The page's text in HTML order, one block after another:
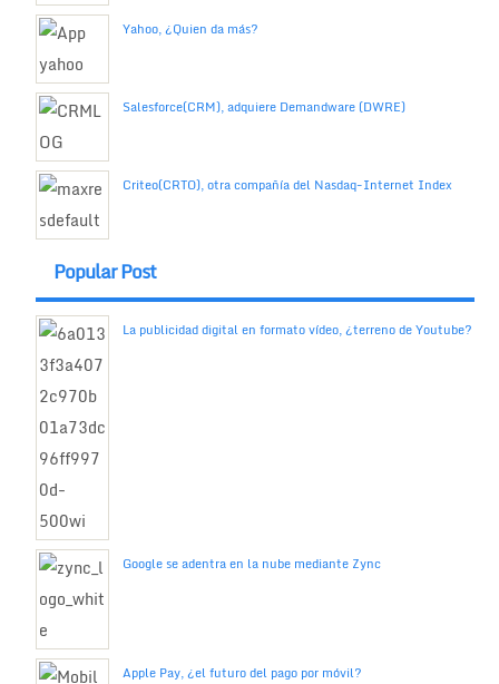
Yahoo, ¿Quien da más?
Salesforce(CRM), adquiere Demandware (DWRE)
Criteo(CRTO), otra compañía del Nasdaq-Internet Index
Popular Post
La publicidad digital en formato vídeo, ¿terreno de Youtube?
Google se adentra en la nube mediante Zync
Apple Pay, ¿el futuro del pago por móvil?